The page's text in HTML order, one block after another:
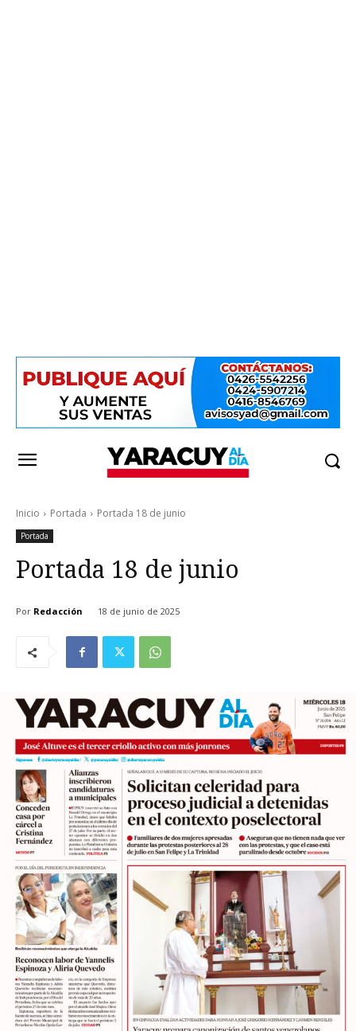
Inicio Portada Portada 18 de junio
Portada
Portada 18 de junio
Por Redacción 18 de junio de 2025